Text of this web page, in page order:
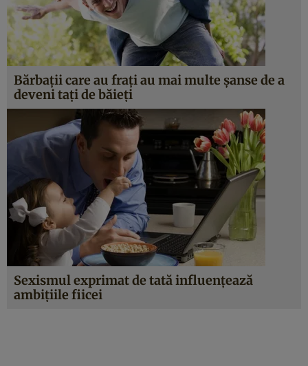
Bărbaţii care au fraţi au mai multe şanse de a
deveni taţi de băieţi
Sexismul exprimat de tată influenţează
ambiţiile fiicei